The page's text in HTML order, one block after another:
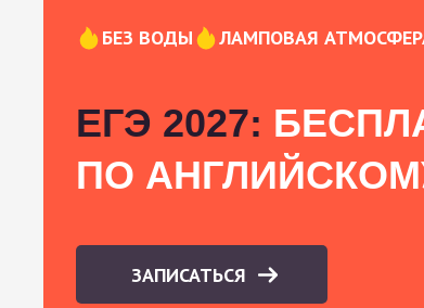
БЕЗ ВОДЫ ЛАМПОВАЯ
ЕГЭ 2027:
ПО
ЗАПИСАТЬСЯ